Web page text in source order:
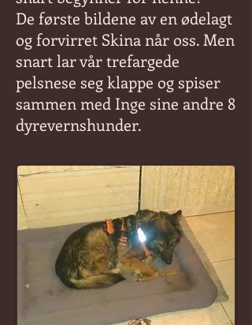
De første bildene av en ødelagt
og forvirret Skina når oss. Men
snart lar vår trefargede
pelsnese seg klappe og spiser
sammen med Inge sine andre 8
dyrevernshunder.